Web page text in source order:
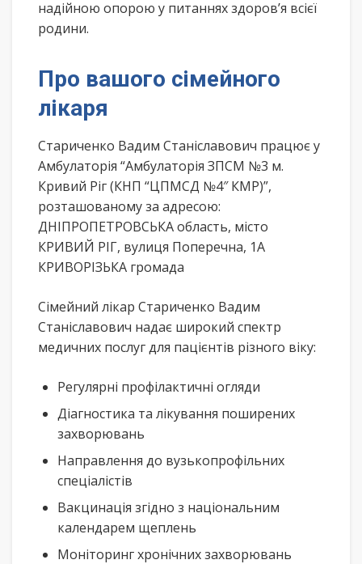
надійною опорою у питаннях здоров’я всієї
родини.
Про вашого сімейного
лікаря
Стариченко Вадим Станіславович працює у
Амбулаторія “Амбулаторія ЗПСМ №3 м.
Кривий Ріг (КНП “ЦПМСД №4″ КМР)”,
розташованому за адресою:
ДНІПРОПЕТРОВСЬКА область, місто
КРИВИЙ РІГ, вулиця Поперечна, 1А
КРИВОРІЗЬКА громада
Сімейний лікар Стариченко Вадим
Станіславович надає широкий спектр
медичних послуг для пацієнтів різного віку:
Регулярні профілактичні огляди
Діагностика та лікування поширених
захворювань
Направлення до вузькопрофільних
спеціалістів
Вакцинація згідно з національним
календарем щеплень
Моніторинг хронічних захворювань